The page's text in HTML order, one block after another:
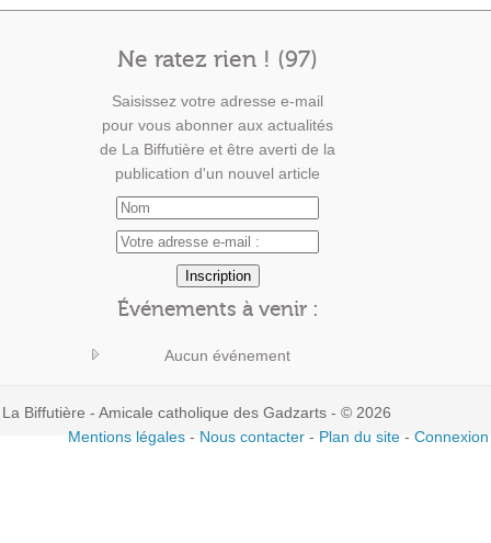
Ne ratez rien ! (97)
Saisissez votre adresse e-mail
pour vous abonner aux actualités
de La Biffutière et être averti de la
publication d'un nouvel article
Événements à venir :
Aucun événement
La Biffutière - Amicale catholique des Gadzarts - © 2026
Mentions légales- Nous contacter- Plan du site- Connexion